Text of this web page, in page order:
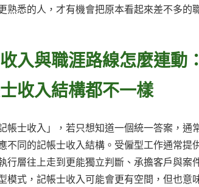
熟悉的人，才有機會把原本看起來差不多的
入與職涯路線怎麼連動
收入結構都不一樣
帳士收入」，若只想知道一個統一答案，
不同的記帳士收入結構。受僱型工作通常
行層往上走到更能獨立判斷、承擔客戶與
模式，記帳士收入可能會更有空間，但也